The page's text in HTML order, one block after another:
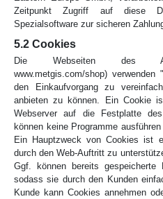
Zeitpunkt Zugriff auf diese
Spezialsoftware zur sicheren
5.2 Cookies
Die Webseiten des
www.metgis.com/shop)
den Einkaufvorgang zu
anbieten zu können. Ein Cookie
Webserver auf die Festplatte
können keine Programme
Ein Hauptzweck von Cookies ist
durch den Web-Auftritt zu
Ggf. können bereits gespeicherte
sodass sie durch den Kunden
Kunde kann Cookies annehmen